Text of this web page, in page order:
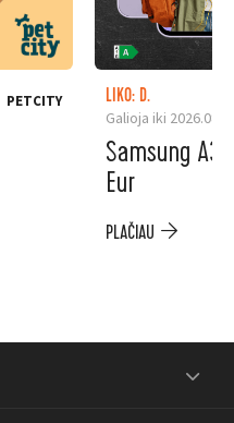
PETCITY
LIKO: D.
Galioja iki
Samsung
Eur
PLAČIAU